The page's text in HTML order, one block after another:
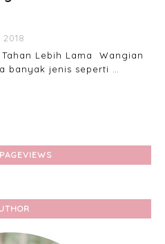
Lebih Lama Wangian
banyak jenis seperti …